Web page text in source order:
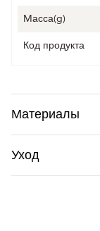
Mасса(g)
Код продукта
Материалы
Уход